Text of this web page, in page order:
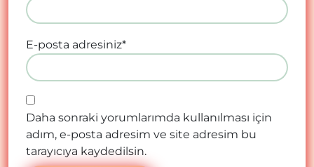
E-posta adresiniz*
Daha sonraki yorumlarımda kullanılması için
adım, e-posta adresim ve site adresim bu
tarayıcıya kaydedilsin.